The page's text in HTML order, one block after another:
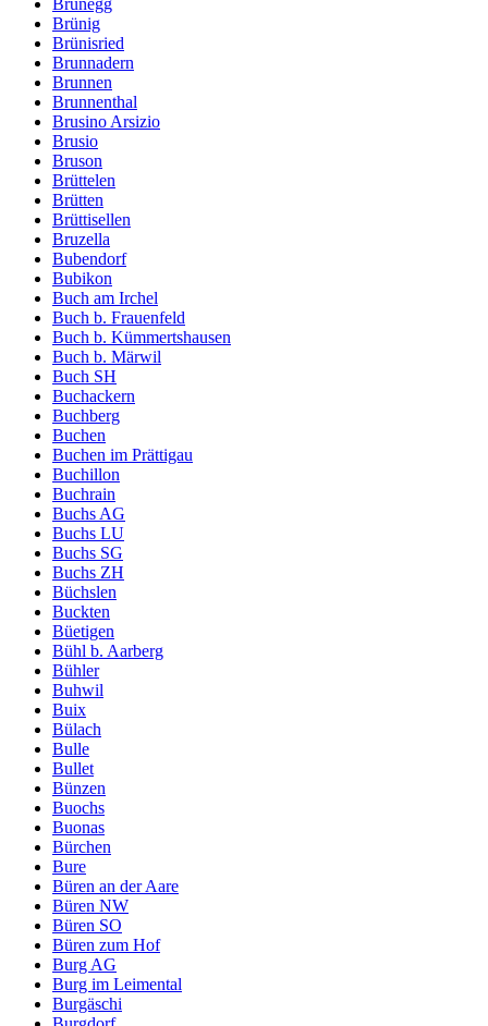
Brünig
Brünisried
Brunnadern
Brunnen
Brunnenthal
Brusino Arsizio
Brusio
Bruson
Brüttelen
Brütten
Brüttisellen
Bruzella
Bubendorf
Bubikon
Buch am Irchel
Buch b. Frauenfeld
Buch b. Kümmertshausen
Buch b. Märwil
Buch SH
Buchackern
Buchberg
Buchen
Buchen im Prättigau
Buchillon
Buchrain
Buchs AG
Buchs LU
Buchs SG
Buchs ZH
Büchslen
Buckten
Büetigen
Bühl b. Aarberg
Bühler
Buhwil
Buix
Bülach
Bulle
Bullet
Bünzen
Buochs
Buonas
Bürchen
Bure
Büren an der Aare
Büren NW
Büren SO
Büren zum Hof
Burg AG
Burg im Leimental
Burgäschi